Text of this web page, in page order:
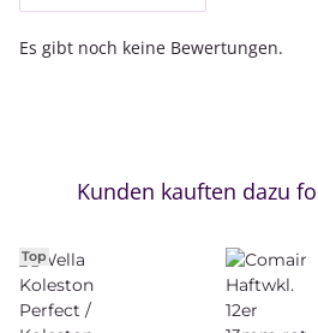
Es gibt noch keine Bewertungen.
Kunden kauften dazu
Top